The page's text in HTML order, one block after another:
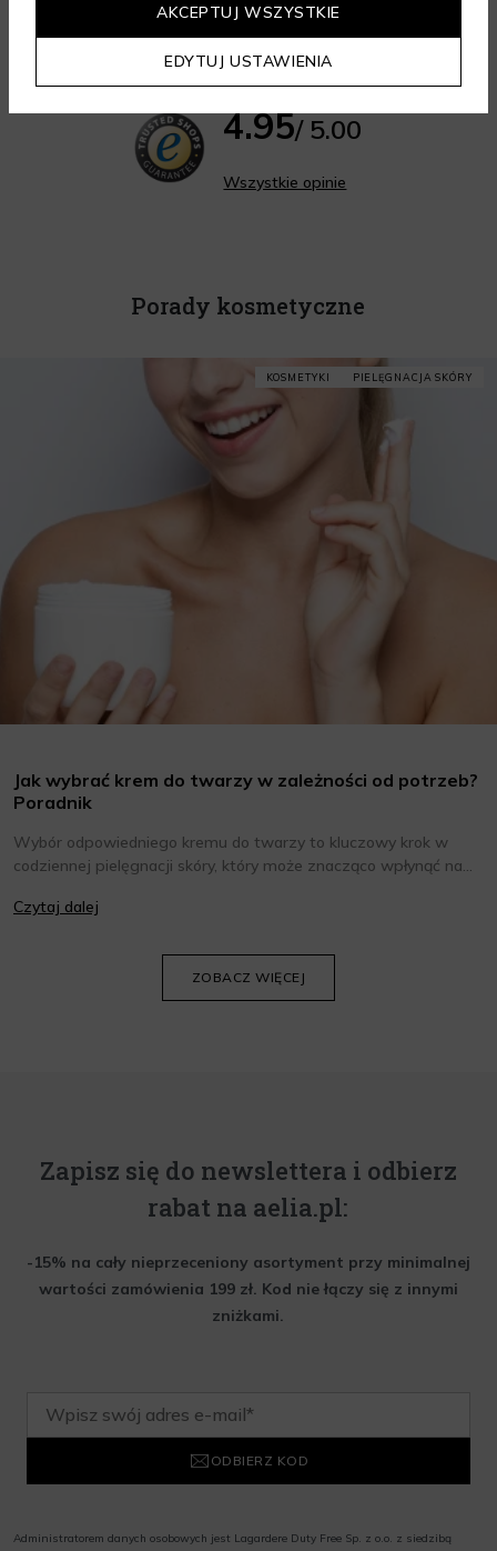
4.95/ 5.00
Wszystkie opinie
Porady kosmetyczne
KOSMETYKI PIELĘGNACJA SKÓRY
Jak wybrać krem do twarzy w zależności od potrzeb?
Poradnik
Wybór odpowiedniego kremu do twarzy to kluczowy krok w
codziennej pielęgnacji skóry, który może znacząco wpłynąć na
oraz wiedzieć, jak dopasować je do potrzeb własnej skóry.
Czytaj dalej
ZOBACZ WIĘCEJ
Zapisz się do newslettera i odbierz
rabat na aelia.pl:
-15% na cały nieprzeceniony asortyment przy minimalnej
wartości zamówienia 199 zł. Kod nie łączy się z innymi
zniżkami.
ODBIERZ KOD
Administratorem danych osobowych jest Lagardere Duty Free Sp. z o.o. z siedzibą
EDYTUJ USTAWIENIA
AKCEPTUJ WSZYSTKIE